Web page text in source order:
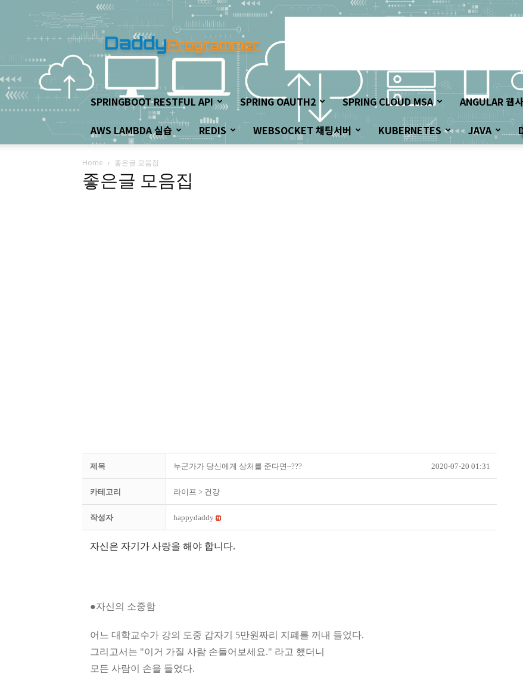
아
프
로
머
의
좌
충
우
개
발
SPRINGBOOT RESTFUL API SPRING OAUTH2 SPRING CLOUD MSA ANGULAR 웹
AWS LAMBDA 실습
REDIS WEBSOCKET 채팅서버 KUBERNETES JAVA
Home 좋은글 모음집
좋은글 모음집
제목 누군가가 당신에게 상처를 준다면~??? 2020-07-20 01:31
카테고리 라이프 > 건강
작성자 happydaddy
자신은 자기가 사랑을 해야 합니다.
●자신의 소중함
어느 대학교수가 강의 도중 갑자기 5만원짜리 지폐를 꺼내 들었다.
그리고서는 "이거 가질 사람 손들어보세요." 라고 했더니
모든 사람이 손을 들었다.